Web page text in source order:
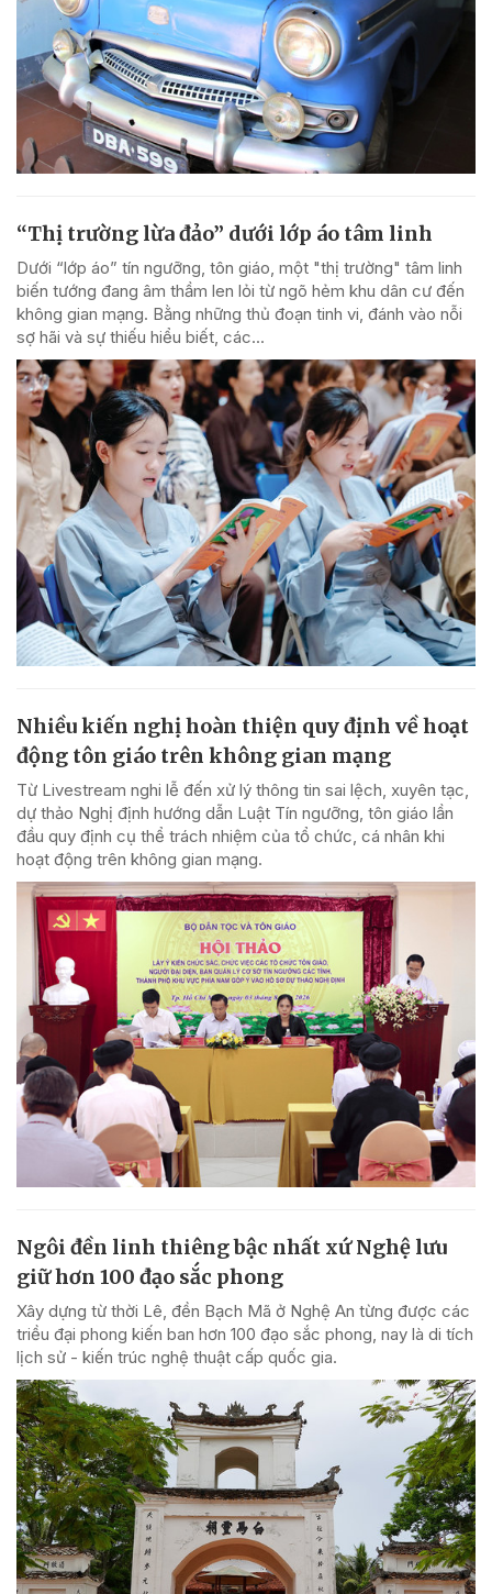
“Thị trường lừa đảo” dưới lớp áo tâm linh
Dưới “lớp áo” tín ngưỡng, tôn giáo, một "thị trường" tâm linh
biến tướng đang âm thầm len lỏi từ ngõ hẻm khu dân cư đến
không gian mạng. Bằng những thủ đoạn tinh vi, đánh vào nỗi
sợ hãi và sự thiếu hiểu biết, các...
Nhiều kiến nghị hoàn thiện quy định về hoạt
động tôn giáo trên không gian mạng
Từ Livestream nghi lễ đến xử lý thông tin sai lệch, xuyên tạc,
dự thảo Nghị định hướng dẫn Luật Tín ngưỡng, tôn giáo lần
đầu quy định cụ thể trách nhiệm của tổ chức, cá nhân khi
hoạt động trên không gian mạng.
Ngôi đền linh thiêng bậc nhất xứ Nghệ lưu
giữ hơn 100 đạo sắc phong
Xây dựng từ thời Lê, đền Bạch Mã ở Nghệ An từng được các
triều đại phong kiến ban hơn 100 đạo sắc phong, nay là di tích
lịch sử - kiến trúc nghệ thuật cấp quốc gia.